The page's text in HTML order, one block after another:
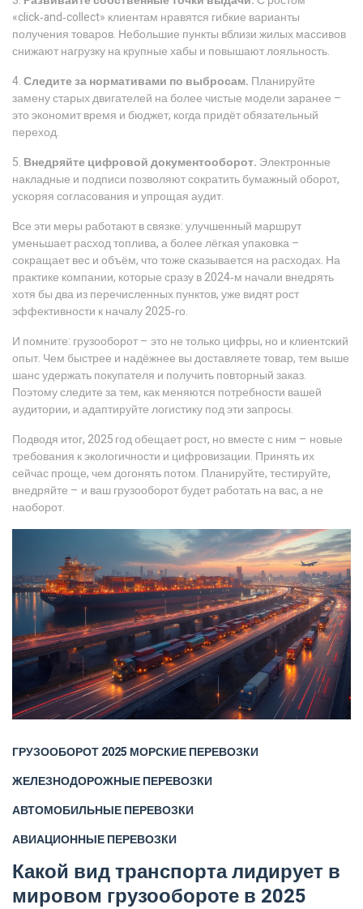
«click‑and‑collect» клиентам нравятся гибкие варианты
получения товаров. Небольшие пункты вблизи жилых массивов
снижают нагрузку на крупные хабы и повышают лояльность.
4.Следите за нормативами по выбросам. Планируйте
замену старых двигателей на более чистые модели заранее –
это экономит время и бюджет, когда придёт обязательный
переход.
5. Внедряйте цифровой документооборот. Электронные
накладные и подписи позволяют сократить бумажный оборот,
ускоряя согласования и упрощая аудит.
Все эти меры работают в связке: улучшенный маршрут
уменьшает расход топлива, а более лёгкая упаковка –
сокращает вес и объём, что тоже сказывается на расходах. На
практике компании, которые сразу в 2024‑м начали внедрять
хотя бы два из перечисленных пунктов, уже видят рост
эффективности к началу 2025‑го.
И помните: грузооборот – это не только цифры, но и клиентский
опыт. Чем быстрее и надёжнее вы доставляете товар, тем выше
шанс удержать покупателя и получить повторный заказ.
Поэтому следите за тем, как меняются потребности вашей
аудитории, и адаптируйте логистику под эти запросы.
Подводя итог, 2025 год обещает рост, но вместе с ним – новые
требования к экологичности и цифровизации. Принять их
сейчас проще, чем догонять потом. Планируйте, тестируйте,
внедряйте – и ваш грузооборот будет работать на вас, а не
наоборот.
ГРУЗООБОРОТ 2025 МОРСКИЕ ПЕРЕВОЗКИ
ЖЕЛЕЗНОДОРОЖНЫЕ ПЕРЕВОЗКИ
АВТОМОБИЛЬНЫЕ ПЕРЕВОЗКИ
АВИАЦИОННЫЕ ПЕРЕВОЗКИ
Какой вид транспорта лидирует в
мировом грузообороте в 2025